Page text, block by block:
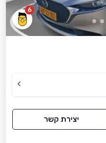
6
יצירת קשר